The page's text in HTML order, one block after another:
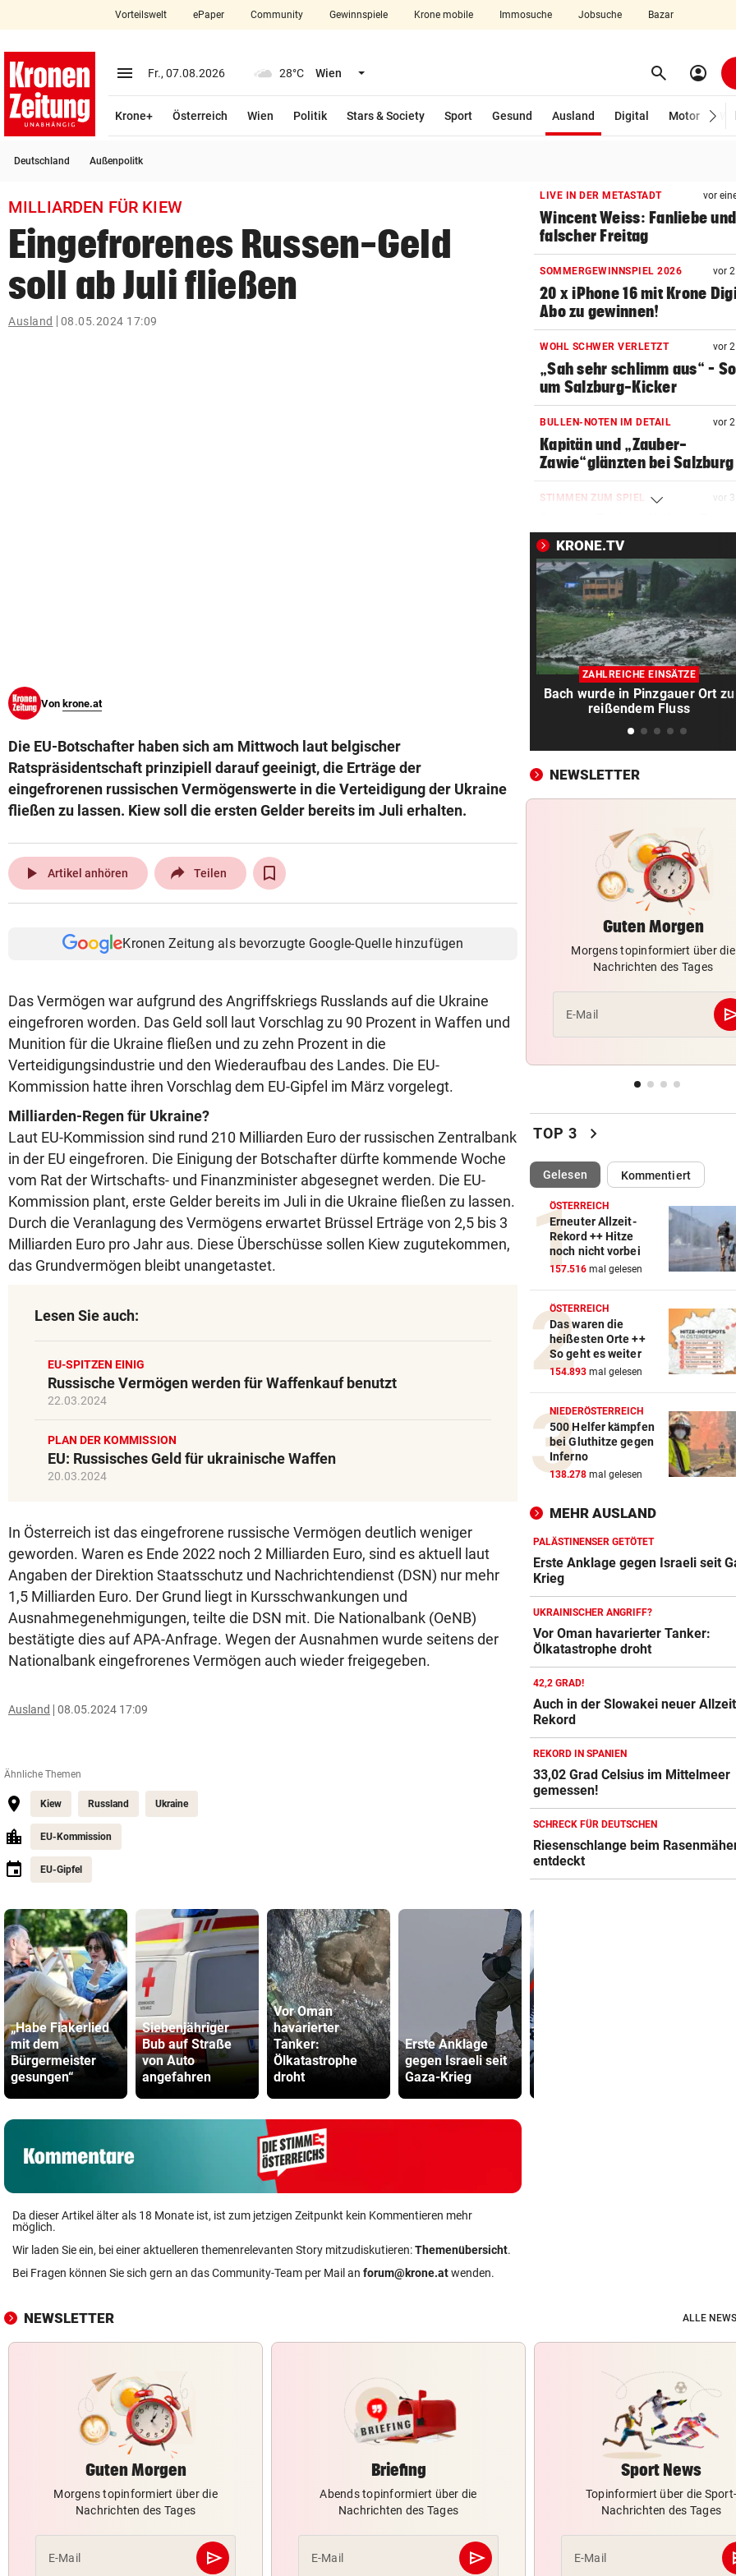
closeSchließen
account_circle Anmelden
arrow_right
bookmark
search
Suchbegriff
eingeben
Vorteilswelt ePaper Community Gewinnspiele Krone mobile Immosuche Jobsuche Bazar
menu Menü aufklappen
Fr., 07.08.2026 28°C Wien Menü aufklappen search Suchen
account_circle
Krone+ Österreich Wien Politik Stars & Society Sport Gesund Ausland
Digital
Motor
Deutschland Außenpolitk
MILLIARDEN FÜR KIEW
Eingefrorenes Russen-Geld
soll ab Juli fließen
Ausland 08.05.2024 17:09
Von krone.at
Die EU-Botschafter haben sich am Mittwoch laut belgischer
Ratspräsidentschaft prinzipiell darauf geeinigt, die Erträge der
eingefrorenen russischen Vermögenswerte in die Verteidigung der Ukraine
fließen zu lassen. Kiew soll die ersten Gelder bereits im Juli erhalten.
play_arrow Artikel anhören Teilen
Kronen Zeitung als bevorzugte Google-Quelle hinzufügen
Das Vermögen war aufgrund des Angriffskriegs Russlands auf die Ukraine
eingefroren worden. Das Geld soll laut Vorschlag zu 90 Prozent in Waffen und
Munition für die Ukraine fließen und zu zehn Prozent in die
Verteidigungsindustrie und den Wiederaufbau des Landes. Die EU-
Kommission hatte ihren Vorschlag dem EU-Gipfel im März vorgelegt.
Milliarden-Regen für Ukraine?
Laut EU-Kommission sind rund 210 Milliarden Euro der russischen Zentralbank
in der EU eingefroren. Die Einigung der Botschafter dürfte kommende Woche
vom Rat der Wirtschafts- und Finanzminister abgesegnet werden. Die EU-
Kommission plant, erste Gelder bereits im Juli in die Ukraine fließen zu lassen.
Durch die Veranlagung des Vermögens erwartet Brüssel Erträge von 2,5 bis 3
Milliarden Euro pro Jahr aus. Diese Überschüsse sollen Kiew zugutekommen,
das Grundvermögen bleibt unangetastet.
Lesen Sie auch:
EU-SPITZEN EINIG
Russische Vermögen werden für Waffenkauf benutzt
22.03.2024
PLAN DER KOMMISSION
EU: Russisches Geld für ukrainische Waffen
20.03.2024
In Österreich ist das eingefrorene russische Vermögen deutlich weniger
geworden. Waren es Ende 2022 noch 2 Milliarden Euro, sind es aktuell laut
Angaben der Direktion Staatsschutz und Nachrichtendienst (DSN) nur mehr
1,5 Milliarden Euro. Der Grund liegt in Kursschwankungen und
Ausnahmegenehmigungen, teilte die DSN mit. Die Nationalbank (OeNB)
bestätigte dies auf APA-Anfrage. Wegen der Ausnahmen wurde seitens der
Nationalbank eingefrorenes Vermögen auch wieder freigegeben.
Ausland 08.05.2024 17:09
Ähnliche Themen
Kiew Russland Ukraine
EU-Kommission
EU-Gipfel
„Habe Fiakerlied
mit dem
Bürgermeister
gesungen“
Siebenjähriger
Bub auf Straße
von Auto
angefahren
Vor Oman
havarierter
Tanker:
Ölkatastrophe
droht
Erste Anklage
gegen Israeli seit
Gaza-Krieg
Da dieser Artikel älter als 18 Monate ist, ist zum jetzigen Zeitpunkt kein Kommentieren mehr
möglich.
Wir laden Sie ein, bei einer aktuelleren themenrelevanten Story mitzudiskutieren:Themenübersicht.
Bei Fragen können Sie sich gern an das Community-Team per Mail an forum@krone.atwenden.
LIVE IN DER METASTADT vor
Wincent Weiss: Fanliebe
falscher Freitag
SOMMERGEWINNSPIEL 2026 vor
20 x iPhone 16 mit Krone
Abo zu gewinnen!
WOHL SCHWER VERLETZT vor
„Sah sehr schlimm aus“ –
um Salzburg-Kicker
BULLEN-NOTEN IM DETAIL vor
Kapitän und „Zauber-
Zawie“glänzten bei Salzburg
STIMMEN ZUM SPIEL vor
uns besser!“
KUNDENDATEN BETROFFEN vor 3
Cyberangriff auf Wiener
Schmuckhändler Frey Wille
EUROPA-LEAGUE-QUALI vor
Joker Tabakovic führt
Last-Minute-Sieg
Erste Anklage gegen Israeli
Gaza-Krieg
STIMMEN ZUM SPIEL vor
superhappy nach Hause“
ORKAN, KEIN STROM & CO
Skurrilitäten in der Red Bull
häufen sich
WASSERSPRINGEN vor 4
Knoll bei EM Achter vom
Lotfi auf Rang 12!
vor
Sprintrennen geben
Katzentöter-Anwalt: „Nie so
Hass begegnet“
TRUMP DROHT:
Lange Haftstrafen für
über Waffenengpässe
CONFERENCE LEAGUE vor
Sieg! Austria stößt die Tür
Play-off weit auf
MITTEN IN HITZEWELLE vor
Irre! Salzburg – Pafos wegen
Sintflut unterbrochen
RADSPORT
Reusser vor Ventoux-Etappe
weiter im Gelben Trikot
KEIN ARSENAL-WECHSEL vor
Madrid bis 2032
UKRAINISCHER ANGRIFF? vor 5
Vor Oman havarierter Tanker:
Ölkatastrophe droht
„VERSTEHE ICH NICHT“
ÖFB-Kicker Wimmer packt
Morddrohungen aus
KRONE.TV
ZAHLREICHE EINSÄTZE
Bach wurde in Pinzgauer Ort zu
reißendem Fluss
NEWSLETTER
Guten Morgen
Morgens topinformiert über die
Nachrichten des Tages
E-Mail
TOP 3 chevron_right
Gelesen(ausgewählt)Kommentiert
ÖSTERREICH
Erneuter Allzeit-
Rekord ++ Hitze
noch nicht vorbei
157.516 mal gelesen
ÖSTERREICH
Das waren die
heißesten Orte ++
So geht es weiter
154.893 mal gelesen
NIEDERÖSTERREICH
500 Helfer kämpfen
bei Gluthitze gegen
Inferno
138.278 mal gelesen
MEHR AUSLAND
PALÄSTINENSER GETÖTET
Erste Anklage gegen Israeli seit
Krieg
UKRAINISCHER ANGRIFF?
Vor Oman havarierter Tanker:
Ölkatastrophe droht
42,2 GRAD!
Auch in der Slowakei neuer
Rekord
REKORD IN SPANIEN
33,02 Grad Celsius im Mittelmeer
gemessen!
SCHRECK FÜR DEUTSCHEN
Riesenschlange beim
entdeckt
NEWSLETTER ALLE
Guten Morgen
Morgens topinformiert über die
Nachrichten des Tages
E-Mail send
Abschicken
Briefing
Abends topinformiert über die
Nachrichten des Tages
E-Mail send
Abschicken
Sport News
Topinformiert über die Sport-
Nachrichten des Tages
E-Mail